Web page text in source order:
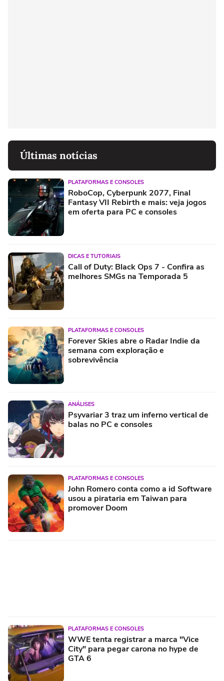
Últimas notícias
PLATAFORMAS E CONSOLES
RoboCop, Cyberpunk 2077, Final
Fantasy VII Rebirth e mais: veja jogos
em oferta para PC e consoles
DICAS E TUTORIAIS
Call of Duty: Black Ops 7 - Confira as
melhores SMGs na Temporada 5
PLATAFORMAS E CONSOLES
Forever Skies abre o Radar Indie da
semana com exploração e
sobrevivência
ANÁLISES
Psyvariar 3 traz um inferno vertical de
balas no PC e consoles
PLATAFORMAS E CONSOLES
John Romero conta como a id Software
usou a pirataria em Taiwan para
promover Doom
PLATAFORMAS E CONSOLES
WWE tenta registrar a marca "Vice
City" para pegar carona no hype de
GTA 6